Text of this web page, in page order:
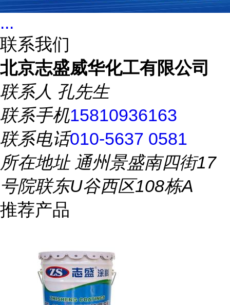
...
联系我们
北京志盛威华化工有限公司
联系人 孔先生
联系手机15810936163
联系电话010-5637 0581
所在地址通州景盛南四街17
号院联东U谷西区108栋A
推荐产品